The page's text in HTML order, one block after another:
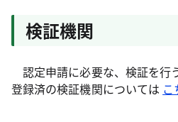
検証機関
認定申請に必要な、検証を行
登録済の検証機関については こ